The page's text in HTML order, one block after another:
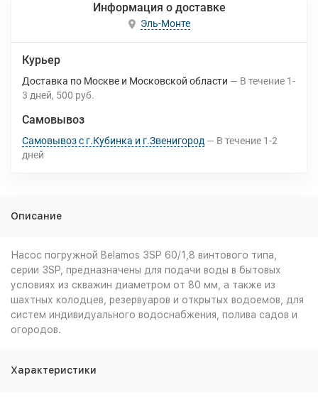
Информация о доставке
Эль-Монте
Курьер
Доставка по Москве и Московской области В течение 1-
3 дней 500 руб.
Самовывоз
Самовывоз с г.Кубинка и г.Звенигород В течение 1-2
дней
Описание
Насос погружной Belamos 3SP 60/1,8 винтового типа,
серии 3SP, предназначены для подачи воды в бытовых
условиях из скважин диаметром от 80 мм, а также из
шахтных колодцев, резервуаров и открытых водоемов, для
систем индивидуального водоснабжения, полива садов и
огородов.
Характеристики